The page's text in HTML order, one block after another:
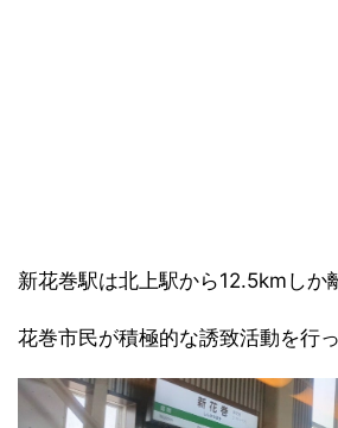
新花巻駅は北上駅から12.5kmしか
花巻市民が積極的な誘致活動を行